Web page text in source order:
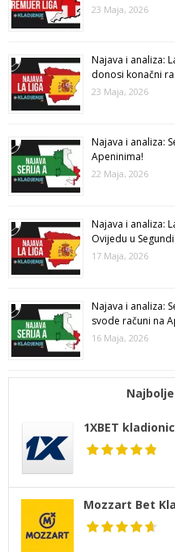
23 Maja, 2026
Najava i analiza:
donosi konačni
23 Maja, 2026
Najava i analiza:
Apeninima!
22 Maja, 2026
Najava i analiza:
Ovijedu u
17 Maja, 2026
Najava i analiza:
svode računi na
16 Maja, 2026
1XBET
Mozzart Bet